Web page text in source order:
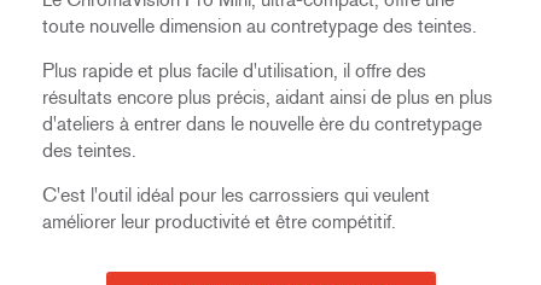
toute nouvelle dimension au contretypage des teintes.
Plus rapide et plus facile d'utilisation, il offre des
résultats encore plus précis, aidant ainsi de plus en plus
d'ateliers à entrer dans le nouvelle ère du contretypage
des teintes.
C'est l'outil idéal pour les carrossiers qui veulent
améliorer leur productivité et être compétitif.